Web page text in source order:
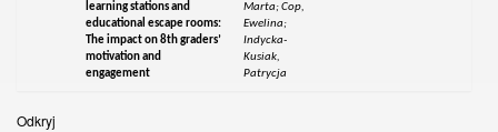
learning stations and
educational escape rooms:
The impact on 8th graders’
motivation and
engagement
Marta; Cop,
Ewelina;
Indycka-
Kusiak,
Patrycja
Odkryj